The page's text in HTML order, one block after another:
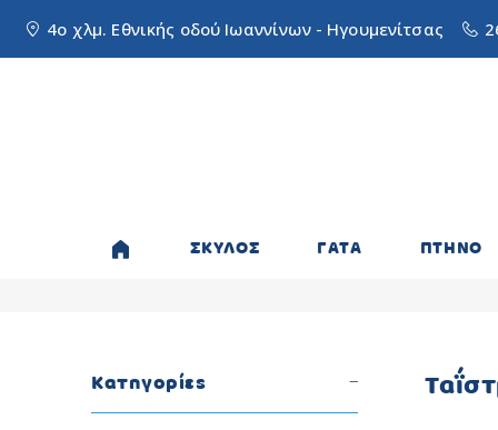
4ο χλμ. Εθνικής οδού Ιωαννίνων - Ηγουμενίτσας
ΣΚΥΛΟΣ ΓΑΤΑ ΠΤΗΝΟ
Κατηγορίες